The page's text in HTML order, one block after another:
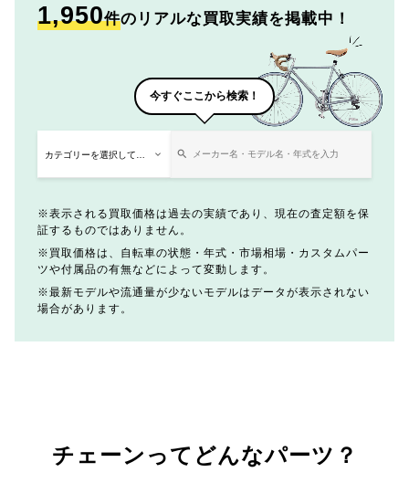
1,950件のリアルな買取実績を掲載中！
今すぐここから検索！
表示される買取価格は過去の実績であり、現在の査定額を保
証するものではありません。
買取価格は、自転車の状態・年式・市場相場・カスタムパー
ツや付属品の有無などによって変動します。
最新モデルや流通量が少ないモデルはデータが表示されない
場合があります。
チェーンってどんなパーツ？